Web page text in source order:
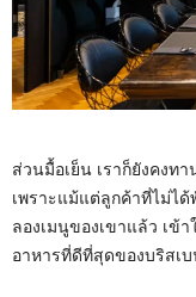
ส่วนมื้อเย็น เราก็ยังคงท
เพราะแม้แต่ลูกค้าที่ไม่ไ
ลองเมนูของเขาแล้ว เข้
อาหารที่ดีที่สุดของบริสเ